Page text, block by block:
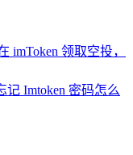
imToken 领取空投，
记 Imtoken 密码怎么